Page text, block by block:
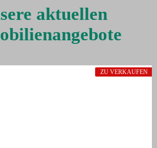
aktuellen
ZU VERKAUFEN